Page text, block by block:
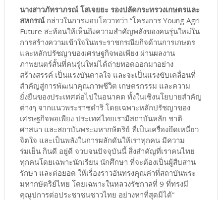
นางสาวภัทราภรณ์ โสเจยยะ รองปลัดกระทรวงเกษตรและ
สหกรณ์กล่าวในการมอบโอวาทว่า “โครงการ Young Agri
Future สะท้อนให้เห็นถึงความสำคัญพลังของคนรุ่นใหม่ใน
การสร้างความเข้าใจในพระราชกรณียกิจด้านการเกษตร
และหลักปรัชญาของเศรษฐกิจพอเพียง ผ่านผลงาน
ภาพยนตร์สั้นที่คนรุ่นใหม่ได้ถ่ายทอดออกมาอย่าง
สร้างสรรค์ เป็นแรงบันดาลใจ และจะเป็นแรงขับเคลื่อนที่
สำคัญสู่การพัฒนาคุณภาพชีวิต เกษตรกรรม และความ
ยั่งยืนของประเทศต่อไปในอนาคต ทั้งในเชิงนโยบายสำคัญ
ต่างๆ จากแนวพระราชดำริ โดยเฉพาะหลักปรัชญาของ
เศรษฐกิจพอเพียง ประเทศไทยเรามีสถาบันหลัก ชาติ
ศาสนา และสถาบันพระมหากษัตริย์ ที่เป็นเครื่องยึดเหนี่ยว
จิตใจ และเป็นพลังในการผลักดันให้เราทุกคน มีความ
ร่มเย็น กินดี อยู่ดี จวบจนปัจจุบันนี้ สิ่งสำคัญที่เราคนไทย
ทุกคนโดยเฉพาะนักเรียน นักศึกษา ที่จะต้องเป็นผู้สืบสาน
รักษา และต่อยอด ให้เรื่องราวอันทรงคุณค่าที่สถาบันพระ
มหากษัตริย์ไทย โดยเฉพาะในหลวงรัชกาลที่ 9 ที่ทรงมี
คุณูปการต่อประชาชนชาวไทย อย่างหาที่สุดมิได้”